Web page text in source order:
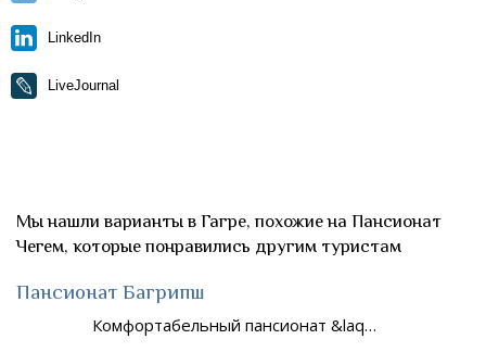
LinkedIn
LiveJournal
Мы нашли варианты в Гагре, похожие на Пансионат
Чегем, которые понравились другим туристам
Пансионат Багрипш
Комфортабельный пансионат &laq…